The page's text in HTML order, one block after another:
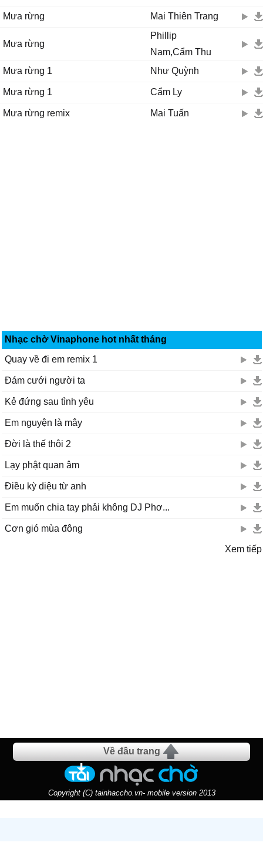
Mưa rừng Mai Thiên Trang
Mưa rừng
Phillip
Nam,Cẩm Thu
Mưa rừng 1
Như Quỳnh
Mưa rừng 1 Cẩm Ly
Mưa rừng remix Mai Tuấn
Nhạc chờ Vinaphone hot nhất tháng
Quay về đi em remix 1
Đám cưới người ta
Kẻ đứng sau tình yêu
Em nguyện là mây
Đời là thế thôi 2
Lạy phật quan âm
Điều kỳ diệu từ anh
Em muốn chia tay phải không DJ Phơ...
Cơn gió mùa đông
Xem tiếp
Về đầu trang
Copyright (C) tainhaccho.vn- mobile version 2013